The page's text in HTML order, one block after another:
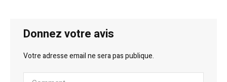
Donnez votre avis
Votre adresse email ne sera pas publique.